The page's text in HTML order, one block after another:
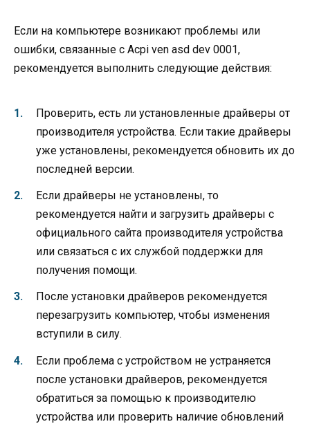
Если на компьютере возникают проблемы или
ошибки, связанные с Acpi ven asd dev 0001,
рекомендуется выполнить следующие действия:
Проверить, есть ли установленные драйверы от
производителя устройства. Если такие драйверы
уже установлены, рекомендуется обновить их до
последней версии.
Если драйверы не установлены, то
рекомендуется найти и загрузить драйверы с
официального сайта производителя устройства
или связаться с их службой поддержки для
получения помощи.
После установки драйверов рекомендуется
перезагрузить компьютер, чтобы изменения
вступили в силу.
Если проблема с устройством не устраняется
после установки драйверов, рекомендуется
обратиться за помощью к производителю
устройства или проверить наличие обновлений